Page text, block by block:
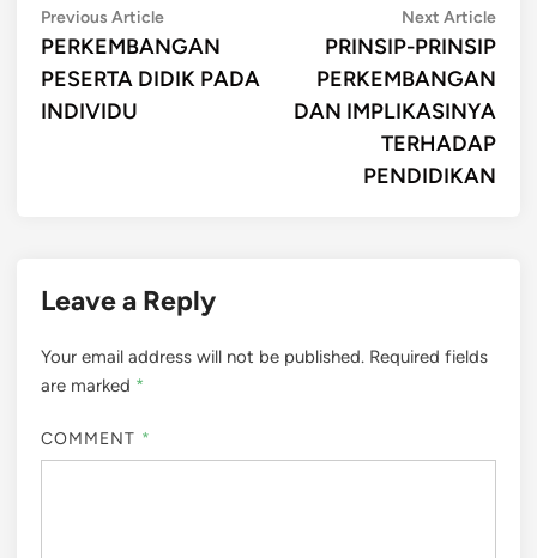
Post
navigation
Previous ArticlePrevious
article:
PERKEMBANGAN
PESERTA DIDIK PADA
INDIVIDU
Next ArticleNext
PRINSIP-PRINSIP
PERKEMBANGAN
DAN IMPLIKASINYA
TERHADAP
PENDIDIKAN
Leave a Reply
Your email address will not be published. Required fields
are marked *
COMMENT *